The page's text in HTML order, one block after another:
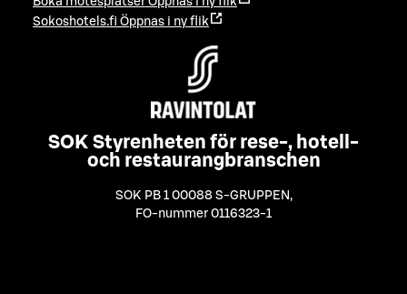
Sokoshotels.fi Öppnas i ny flik
SOK Styrenheten för rese-, hotell-
och restaurangbranschen
SOK PB 1 00088 S-GRUPPEN ,
FO-nummer 0116323-1